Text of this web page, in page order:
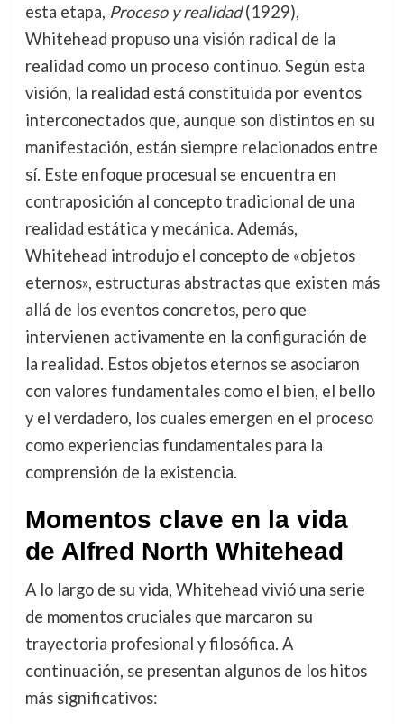
esta etapa, Proceso y realidad(1929),
Whitehead propuso una visión radical de la
realidad como un proceso continuo. Según esta
visión, la realidad está constituida por eventos
interconectados que, aunque son distintos en su
manifestación, están siempre relacionados entre
sí. Este enfoque procesual se encuentra en
contraposición al concepto tradicional de una
realidad estática y mecánica. Además,
Whitehead introdujo el concepto de «objetos
eternos», estructuras abstractas que existen más
allá de los eventos concretos, pero que
intervienen activamente en la configuración de
la realidad. Estos objetos eternos se asociaron
con valores fundamentales como el bien, el bello
y el verdadero, los cuales emergen en el proceso
como experiencias fundamentales para la
comprensión de la existencia.
Momentos clave en la vida
de Alfred North Whitehead
A lo largo de su vida, Whitehead vivió una serie
de momentos cruciales que marcaron su
trayectoria profesional y filosófica. A
continuación, se presentan algunos de los hitos
más significativos: